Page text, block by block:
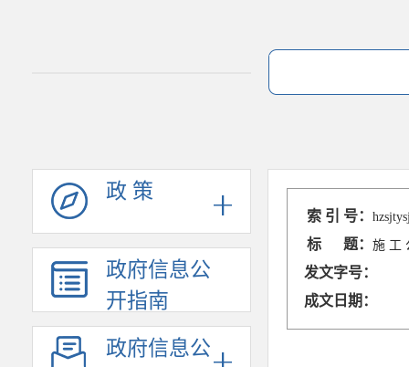
政 策
政府信息公
开指南
政府信息公
索 引 号：
标 题：施 工
发文字号：
成文日期：